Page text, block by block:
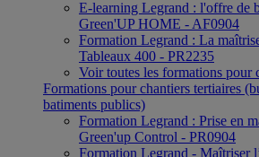
E-learning Legrand : l'offre de
Green'UP HOME - AF0904
Formation Legrand : La
Tableaux 400 - PR2235
Voir toutes les formations pour
Formations pour chantiers tertiaires
batiments publics)
Formation Legrand : Prise en
Green'up Control - PR0904
Formation Legrand - Maîtriser